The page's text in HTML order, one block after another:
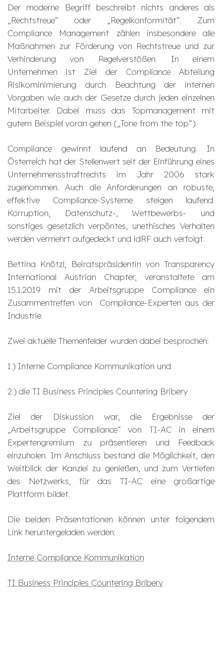
Der moderne Begriff beschreibt nichts anderes als
„Rechtstreue“ oder „Regelkonformität“. Zum
Compliance Management zählen insbesondere alle
Maßnahmen zur Förderung von Rechtstreue und zur
Verhinderung von Regelverstößen. In einem
Unternehmen ist Ziel der Compliance Abteilung
Risikominimierung durch Beachtung der internen
Vorgaben wie auch der Gesetze durch jeden einzelnen
Mitarbeiter. Dabei muss das Topmanagement mit
gutem Beispiel voran gehen („Tone from the top“).
Compliance gewinnt laufend an Bedeutung. In
Österreich hat der Stellenwert seit der Einführung eines
Unternehmensstraftrechts im Jahr 2006 stark
zugenommen. Auch die Anforderungen an robuste,
effektive Compliance-Systeme steigen laufend.
Korruption, Datenschutz-, Wettbewerbs- und
sonstiges gesetzlich verpöntes, unethisches Verhalten
werden vermehrt aufgedeckt und idRF auch verfolgt.
Bettina Knötzl, Beiratspräsidentin von Transparency
International Austrian Chapter, veranstaltete am
15.1.2019 mit der Arbeitsgruppe Compliance ein
Zusammentreffen von Compliance-Experten aus der
Industrie.
Zwei aktuelle Themenfelder wurden dabei besprochen:
1.) Interne Compliance Kommunikation und
2.) die TI Business Principles Countering Bribery
Ziel der Diskussion war, die Ergebnisse der
„Arbeitsgruppe Compliance“ von TI-AC in einem
Expertengremium zu präsentieren und Feedback
einzuholen. Im Anschluss bestand die Möglichkeit, den
Weitblick der Kanzlei zu genießen, und zum Vertiefen
des Netzwerks, für das TI-AC eine großartige
Plattform bildet.
Die beiden Präsentationen können unter folgendem
Link heruntergeladen werden:
Interne Compliance Kommunikation
TI Business Principles Countering Bribery